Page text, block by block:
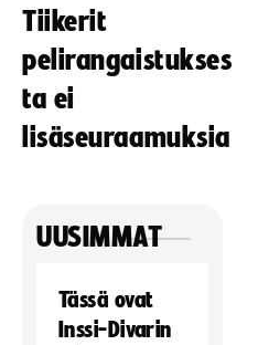
Tiikerit
pelirangaistukses
ta ei
lisäseuraamuksia
UUSIMMAT
Tässä ovat
Inssi-Divarin